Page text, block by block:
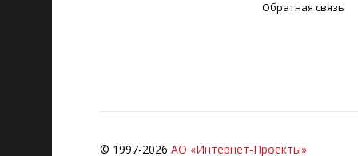
Обратная связь
© 1997-2026 АО «Интернет-Проекты»